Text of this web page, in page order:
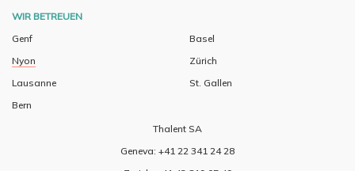
WIR BETREUEN
Genf
Nyon
Lausanne
Bern
Basel
Zürich
St. Gallen
Thalent SA
Geneva: +41 22 341 24 28